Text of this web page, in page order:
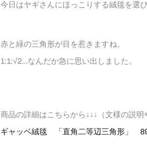
今日はヤギさんにほっこりする絨毯を選び
赤と緑の三角形が目を惹きますね。
1:1:√2...なんだか急に思い出しました。
商品の詳細はこちらから↓↓↓（文様の説明
ギャッベ絨毯 「直角二等辺三角形」